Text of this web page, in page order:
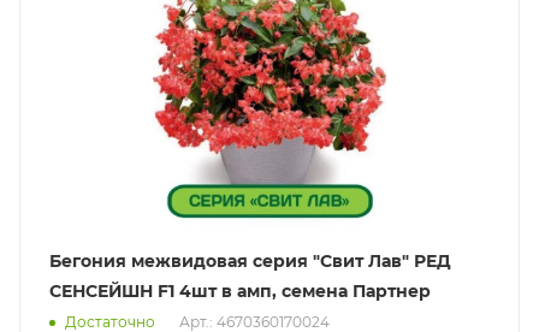
Бегония межвидовая серия "Свит Лав" РЕД
СЕНСЕЙШН F1 4шт в амп, семена Партнер
Достаточно Арт.: 4670360170024